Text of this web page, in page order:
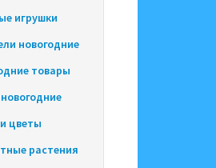
игрушки
новогодние
товары
цветы
растения